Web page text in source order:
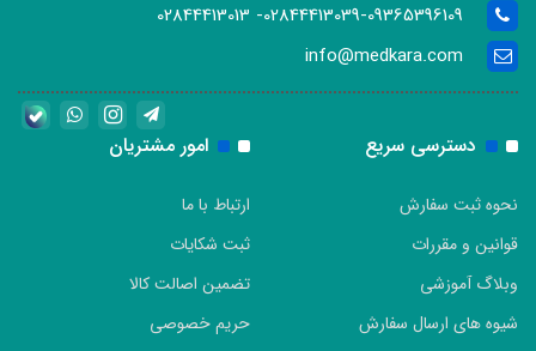
02844413039-09365396109- 02844413013
info@medkara.com
دسترسی سریع
نحوه ثبت سفارش
قوانین و مقررات
وبلاگ آموزشی
شیوه های ارسال سفارش
امور مشتریان
ارتباط با ما
ثبت شکایات
تضمین اصالت کالا
حریم خصوصی